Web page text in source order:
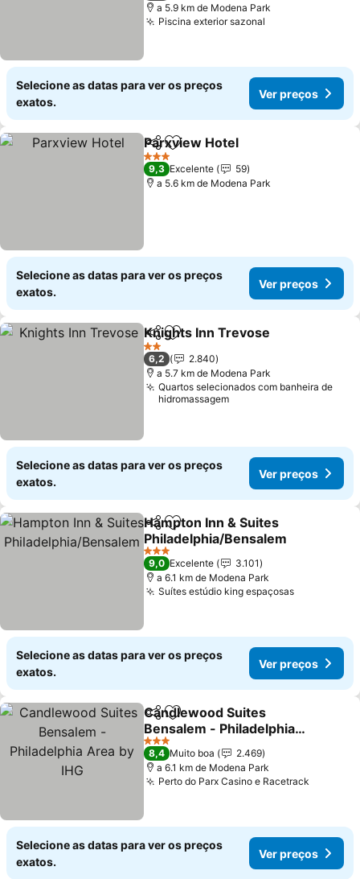
a 5.9 km de Modena Park
Piscina exterior sazonal
Selecione as datas para ver os preços
exatos.
Ver preços
PartilharAdicionar aos favoritos
Parxview Hotel
3 Estrelas
9,3 Excelente
59
a 5.6 km de Modena Park
Selecione as datas para ver os preços
exatos.
Ver preços
PartilharAdicionar aos favoritos
Knights Inn Trevose
2 Estrelas
6,2
2.840
a 5.7 km de Modena Park
Quartos selecionados com banheira de
hidromassagem
Selecione as datas para ver os preços
exatos.
Ver preços
PartilharAdicionar aos favoritos
Hampton Inn & Suites
Philadelphia/Bensalem
Ver preços
3 Estrelas
9,0 Excelente
3.101
a 6.1 km de Modena Park
Suítes estúdio king espaçosasVer preços
Selecione as datas para ver os preços
exatos.
Ver preços
PartilharAdicionar aos favoritos
Candlewood Suites
Bensalem - Philadelphia
Area by IHG
Ver preços
3 Estrelas
8,4 Muito boa
2.469
a 6.1 km de Modena Park
Perto do Parx Casino e Racetrack
Selecione as datas para ver os preços
exatos.
Ver preços